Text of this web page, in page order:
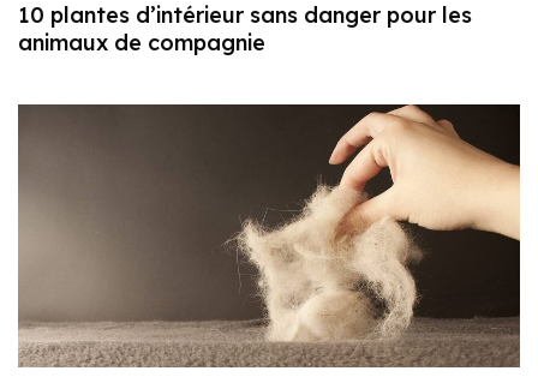
10 plantes d’intérieur sans danger pour les
animaux de compagnie